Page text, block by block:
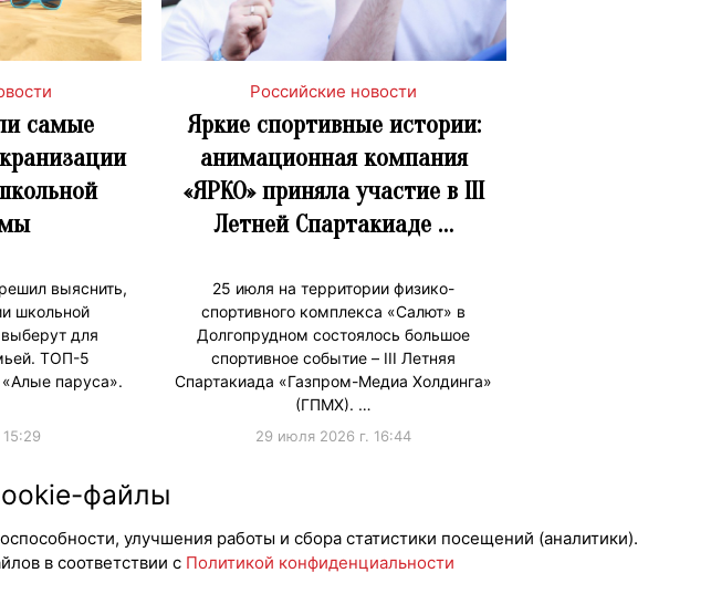
самые
выяснить,
школьной
для
ТОП-5
«Алые паруса».
Российские новости
Яркие спортивные истории:
анимационная компания
«ЯРКО» приняла участие в III
Летней Спартакиаде …
25 июля на территории физико-
спортивного комплекса «Салют» в
Долгопрудном состоялось большое
спортивное событие – III Летняя
Спартакиада «Газпром-Медиа Холдинга»
(ГПМХ). …
29 июля 2026 г. 16:44
файлы
улучшения работы и сбора статистики посещений (аналитики).
в соответствии с Политикой конфиденциальности